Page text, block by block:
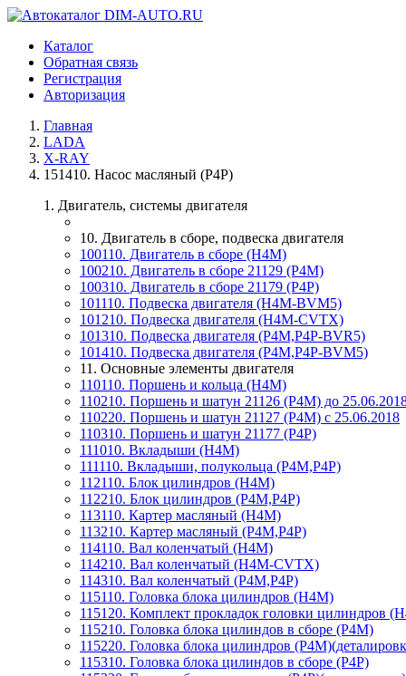
Каталог
Обратная связь
Регистрация
Авторизация
Главная
LADA
X-RAY
151410. Насос масляный (Р4Р)
1. Двигатель, системы двигателя
10. Двигатель в сборе, подвеска двигателя
100110. Двигатель в сборе (H4M)
100210. Двигатель в сборе 21129 (P4M)
100310. Двигатель в сборе 21179 (P4P)
101110. Подвеска двигателя (H4M-BVM5)
101210. Подвеска двигателя (H4M-CVTX)
101310. Подвеска двигателя (P4M,P4P-BVR5)
101410. Подвеска двигателя (P4M,P4P-BVM5)
11. Основные элементы двигателя
110110. Поршень и кольца (H4M)
110210. Поршень и шатун 21126 (Р4М) до
110220. Поршень и шатун 21127 (Р4М) с 25.06.2018
110310. Поршень и шатун 21177 (Р4Р)
111010. Вкладыши (H4M)
111110. Вкладыши, полукольца (P4M,P4P)
112110. Блок цилиндров (H4M)
112210. Блок цилиндров (P4M,P4P)
113110. Картер масляный (H4M)
113210. Картер масляный (P4M,P4P)
114110. Вал коленчатый (Н4М)
114210. Вал коленчатый (H4M-CVTX)
114310. Вал коленчатый (P4M,P4P)
115110. Головка блока цилиндров (H4M)
115120. Комплект прокладок головки цилиндров
115210. Головка блока цилиндов в сборе (Р4М)
115220. Головка блока цилиндров
115310. Головка блока цилиндов в сборе (Р4Р)